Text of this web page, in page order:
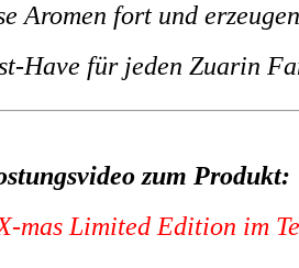
Aromen fort und
Have für jeden Zuarin
zum Produkt:
mas Limited Edition im